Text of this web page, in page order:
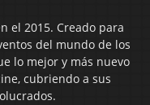
el 2015. Creado para
del mundo de los
lo mejor y más nuevo
cubriendo a sus